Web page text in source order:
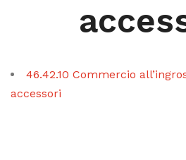
46.42.10 Commercio
accessori